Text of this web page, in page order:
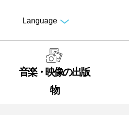
Language
音楽・映像の出版
物